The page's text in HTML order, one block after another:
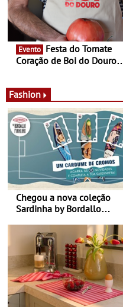
Evento
Coração de Boi do Douro -
Fashion
Chegou a nova coleção
Sardinha by Bordallo